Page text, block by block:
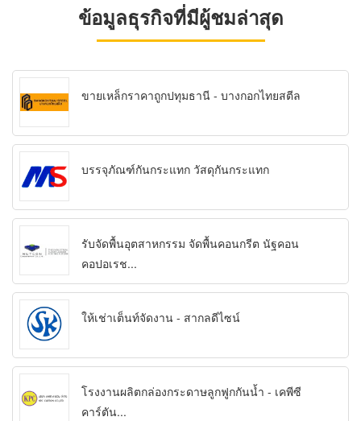
ข้อมูลธุรกิจที่มีผู้ชมล่าสุด
ขายเหล็กราคาถูกปทุมธานี - บางกอกไทยสตีล
บรรจุภัณฑ์กันกระแทก วัสดุกันกระแทก
รับจัดพื้นอุตสาหกรรม จัดพื้นคอนกรีต นัฐคอน
คอปอเรช...
ให้เช่าเต็นท์จัดงาน - สากลดีไซน์
โรงงานผลิตกล่องกระดาษลูกฟูกกันน้ำ - เคพีซี
คาร์ตัน...